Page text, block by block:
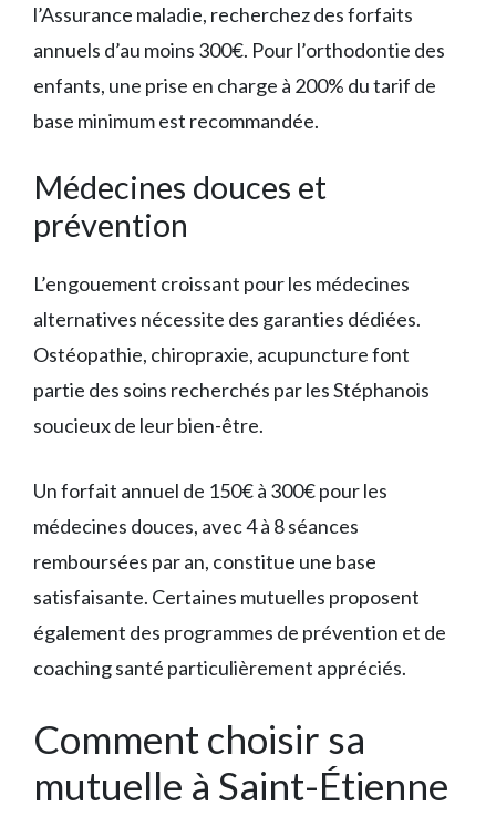
l’Assurance maladie, recherchez des forfaits
annuels d’au moins 300€. Pour l’orthodontie des
enfants, une prise en charge à 200% du tarif de
base minimum est recommandée.
Médecines douces et
prévention
L’engouement croissant pour les médecines
alternatives nécessite des garanties dédiées.
Ostéopathie, chiropraxie, acupuncture font
partie des soins recherchés par les Stéphanois
soucieux de leur bien-être.
Un forfait annuel de 150€ à 300€ pour les
médecines douces, avec 4 à 8 séances
remboursées par an, constitue une base
satisfaisante. Certaines mutuelles proposent
également des programmes de prévention et de
coaching santé particulièrement appréciés.
Comment choisir sa
mutuelle à Saint-Étienne